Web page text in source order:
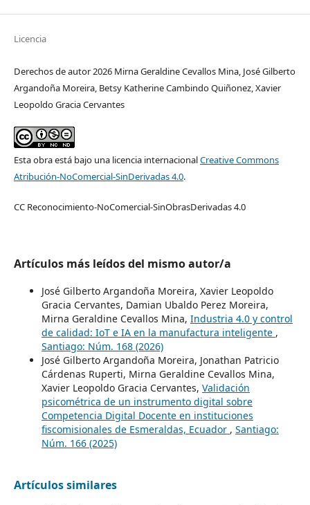
Licencia
Derechos de autor 2026 Mirna Geraldine Cevallos Mina, José Gilberto
Argandoña Moreira, Betsy Katherine Cambindo Quiñonez, Xavier
Leopoldo Gracia Cervantes
Esta obra está bajo una licencia internacionalCreative Commons
Atribución-NoComercial-SinDerivadas 4.0.
CC Reconocimiento-NoComercial-SinObrasDerivadas 4.0
Artículos más leídos del mismo autor/a
José Gilberto Argandoña Moreira, Xavier Leopoldo
Gracia Cervantes, Damian Ubaldo Perez Moreira,
Mirna Geraldine Cevallos Mina, Industria 4.0 y control
de calidad: IoT e IA en la manufactura inteligente ,
Santiago: Núm. 168 (2026)
José Gilberto Argandoña Moreira, Jonathan Patricio
Cárdenas Ruperti, Mirna Geraldine Cevallos Mina,
Xavier Leopoldo Gracia Cervantes, Validación
psicométrica de un instrumento digital sobre
Competencia Digital Docente en instituciones
fiscomisionales de Esmeraldas, Ecuador , Santiago:
Núm. 166 (2025)
Artículos similares